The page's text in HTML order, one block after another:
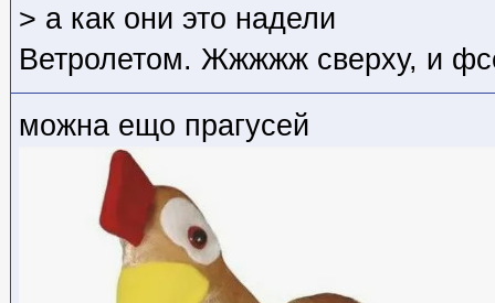
> а как они это надели
Ветролетом. Жжжжж сверху, и
можна ещо прагусей